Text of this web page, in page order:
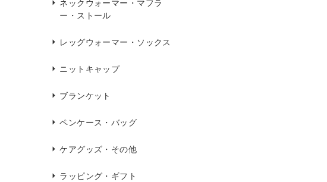
ネックウォーマー・マフラ
ー・ストール
レッグウォーマー・ソックス
ニットキャップ
ブランケット
ペンケース・バッグ
ケアグッズ・その他
ラッピング・ギフト